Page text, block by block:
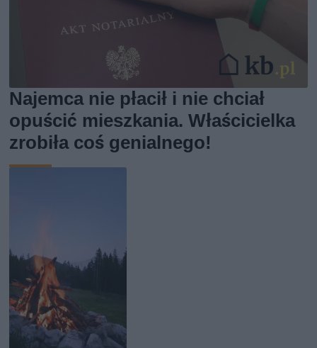
Najemca nie płacił i nie chciał
opuścić mieszkania. Właścicielka
zrobiła coś genialnego!